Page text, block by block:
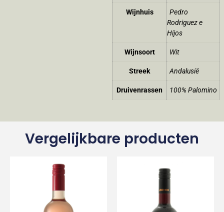
Wijnhuis
Pedro
Rodriguez e
Hijos
Wijnsoort Wit
Streek Andalusië
Druivenrassen 100% Palomino
Vergelijkbare producten